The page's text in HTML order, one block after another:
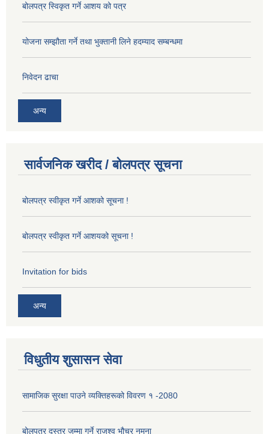
बोलपत्र स्विकृत गर्ने आशय को पत्र
योजना सम्झौता गर्ने तथा भुक्तानी लिने हदम्याद सम्बन्धमा
निवेदन ढाचा
अन्य
सार्वजनिक खरीद / बोलपत्र सूचना
बोलपत्र स्वीकृत गर्ने आशको सूचना !
बोलपत्र स्वीकृत गर्ने आशयको सूचना !
Invitation for bids
अन्य
विधुतीय शुसासन सेवा
सामाजिक सुरक्षा पाउने व्यक्तिहरूको विवरण १ -2080
बोलपत्र दस्तुर जम्मा गर्ने राजश्व भौचर नमुना